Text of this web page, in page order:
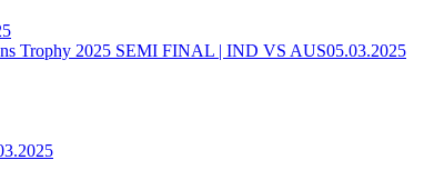
Trophy 2025 SEMI FINAL | IND VS AUS05.03.2025